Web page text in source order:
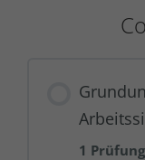
1 Prüfung